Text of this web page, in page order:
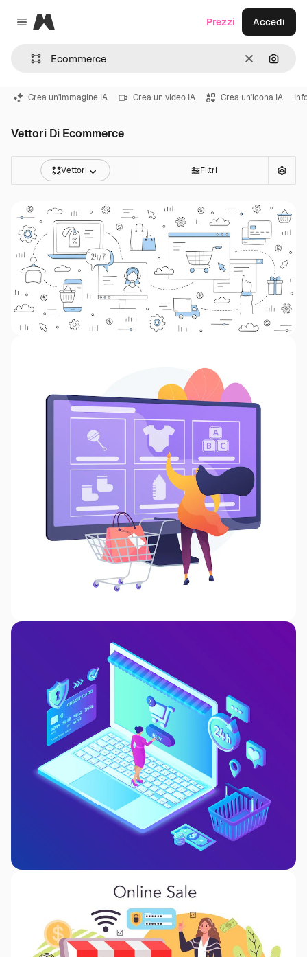
Close menu
Magnific
CancellaCerca
Prezzi Accedi
Crea un'immagine IA Crea un video IA Crea un'icona IA
Vettori Di Ecommerce
Vettori Filtri